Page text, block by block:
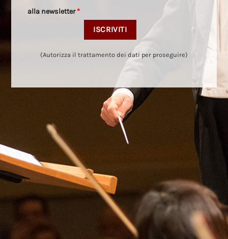
alla newsletter*
(Autorizza il trattamento dei dati per proseguire)